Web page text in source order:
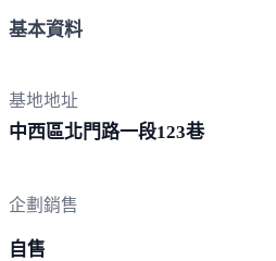
基本資料
基地地址
中西區北門路一段123巷
企劃銷售
自售